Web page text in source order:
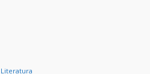
Literatura